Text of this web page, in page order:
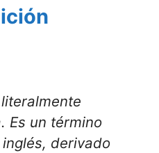
Es un término
derivado